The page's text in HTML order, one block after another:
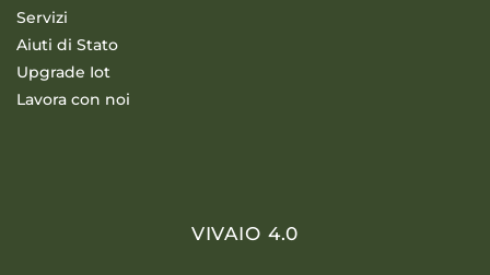
Servizi
Aiuti di Stato
Upgrade Iot
Lavora con noi
VIVAIO 4.0